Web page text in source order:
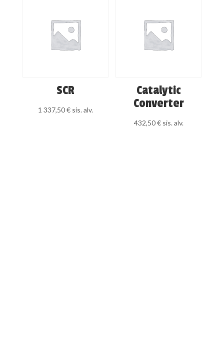
SCR
1 337,50€ sis. alv.
Catalytic
Converter
432,50€ sis. alv.